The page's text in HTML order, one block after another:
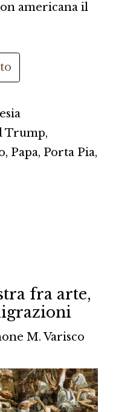
americana il
Trump,
, Papa, Porta Pia,
fra arte,
M. Varisco